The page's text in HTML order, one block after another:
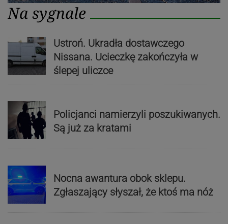
Na sygnale
Ustroń. Ukradła dostawczego
Nissana. Ucieczkę zakończyła w
ślepej uliczce
Policjanci namierzyli poszukiwanych.
Są już za kratami
Nocna awantura obok sklepu.
Zgłaszający słyszał, że ktoś ma nóż